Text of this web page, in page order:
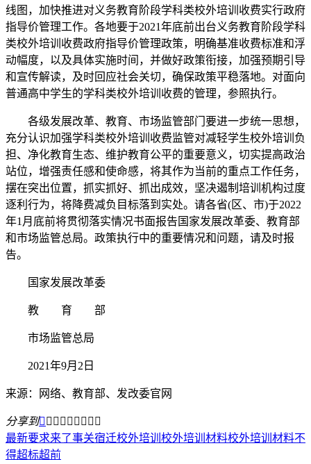
线图，加快推进对义务教育阶段学科类校外培训收费实行政府
指导价管理工作。各地要于2021年底前出台义务教育阶段学科
类校外培训收费政府指导价管理政策，明确基准收费标准和浮
动幅度，以及具体实施时间，并做好政策衔接，加强预期引导
和宣传解读，及时回应社会关切，确保政策平稳落地。对面向
普通高中学生的学科类校外培训收费的管理，参照执行。
各级发展改革、教育、市场监管部门要进一步统一思想，
充分认识加强学科类校外培训收费监管对减轻学生校外培训负
担、净化教育生态、维护教育公平的重要意义，切实提高政治
站位，增强责任感和使命感，将其作为当前的重点工作任务，
摆在突出位置，抓实抓好、抓出成效，坚决遏制培训机构过度
逐利行为，将降费减负目标落到实处。请各省(区、市)于2022
年1月底前将贯彻落实情况书面报告国家发展改革委、教育部
和市场监管总局。政策执行中的重要情况和问题，请及时报
告。
国家发展改革委
教 育 部
市场监管总局
2021年9月2日
来源：网络、教育部、发改委官网
分享到        
最新要求来了事关宿迁校外培训 校外培训材料校外培训材料不
得超标超前